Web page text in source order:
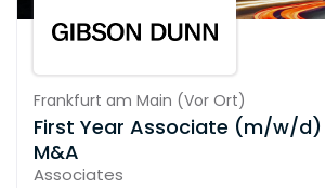
Frankfurt am Main (Vor Ort)
First Year Associate (m/w/
M&A
Associates